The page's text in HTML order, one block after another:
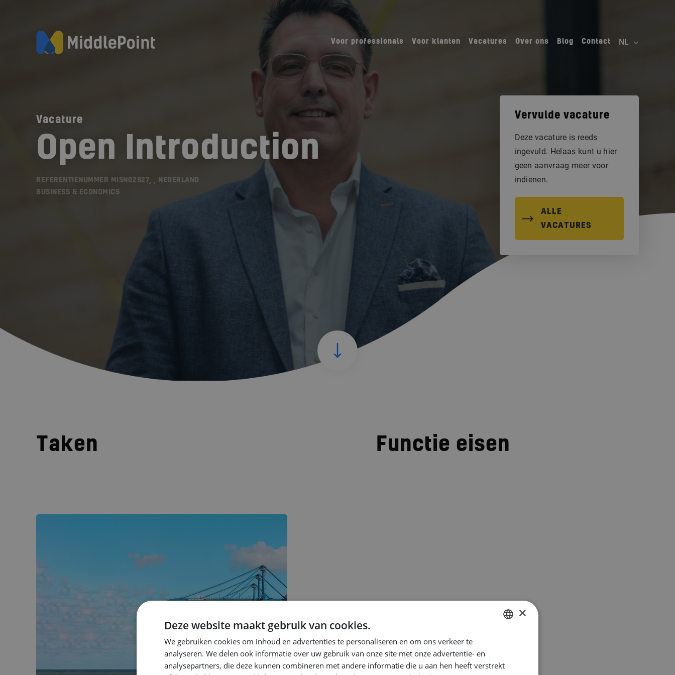
Voor professionals Voor klanten Vacatures Over ons Blog Contact
Vacature
Open Introduction
REFERENTIENUMMER MISN02827, , NEDERLAND
BUSINESS & ECONOMICS
Vervulde vacature
Deze vacature is reeds
ingevuld. Helaas kunt u hier
geen aanvraag meer voor
indienen.
ALLE
VACATURES
Taken Functie eisen
×
Deze website maakt gebruik van cookies.
We gebruiken cookies om inhoud en advertenties te personaliseren en om ons verkeer te
analyseren. We delen ook informatie over uw gebruik van onze site met onze advertentie- en
analysepartners, die deze kunnen combineren met andere informatie die u aan hen heeft verstrekt